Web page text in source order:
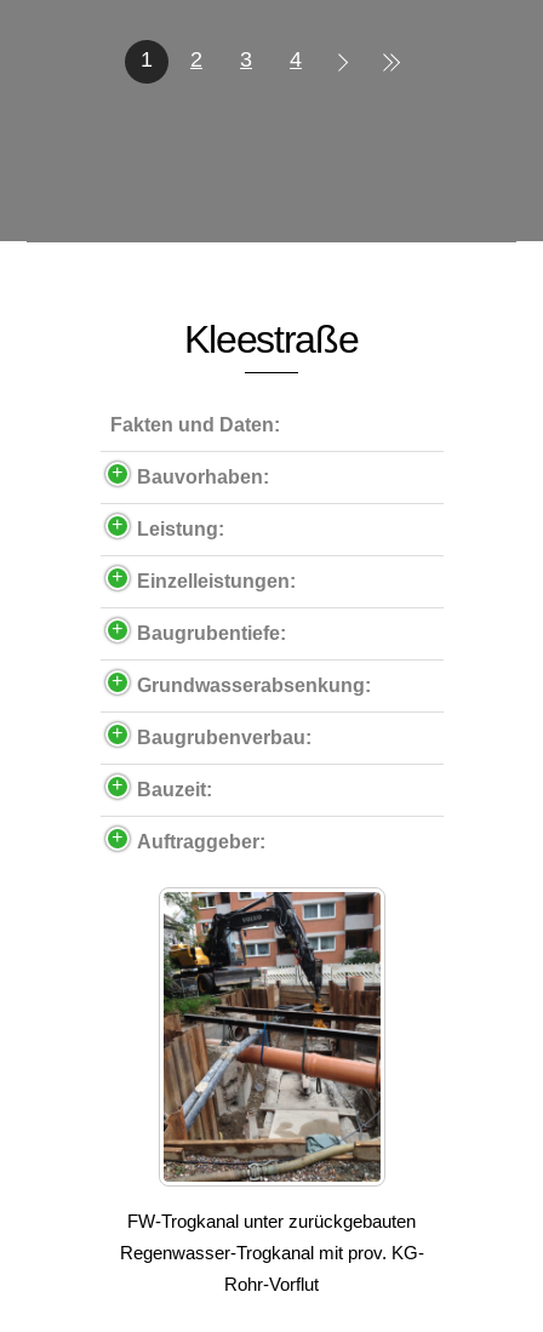
1 2 3 4
Kleestraße
Fakten und Daten:
Bauvorhaben:
Leistung:
Einzelleistungen:
Baugrubentiefe:
Grundwasserabsenkung:
Baugrubenverbau:
Bauzeit:
Auftraggeber:
FW-Trogkanal unter zurückgebauten
Regenwasser-Trogkanal mit prov. KG-
Rohr-Vorflut